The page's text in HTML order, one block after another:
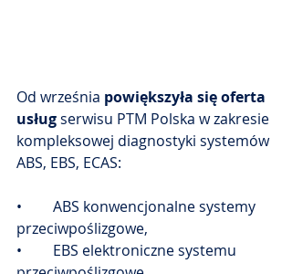
Od września powiększyła się oferta
usług serwisu PTM Polska w zakresie
kompleksowej diagnostyki systemów
ABS, EBS, ECAS:
•	ABS konwencjonalne systemy
przeciwpoślizgowe,
•	EBS elektroniczne systemu